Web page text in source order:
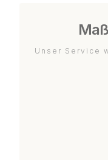
Unser Service